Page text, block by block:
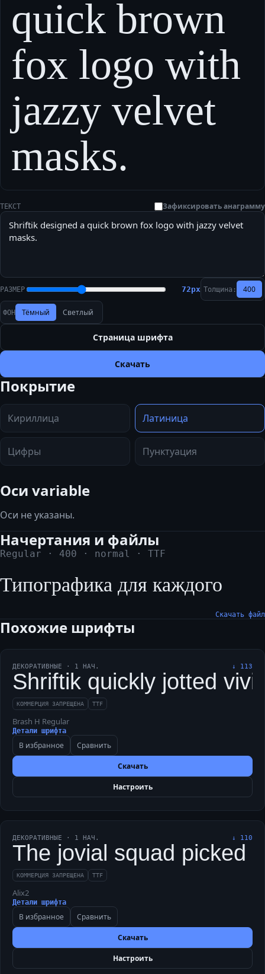
quick brown
fox logo with
jazzy velvet
masks.
ТЕКСТ Зафиксировать анаграмму
РАЗМЕР 72px Толщина: 400
ФОН Тёмный Светлый
Страница шрифта
Скачать
Покрытие
Кириллица Латиница
Цифры Пунктуация
Оси variable
Оси не указаны.
Начертания и файлы
Regular · 400 · normal · TTF
Типографика для каждого
Скачать файл
Похожие шрифты
ДЕКОРАТИВНЫЕ · 1 НАЧ. ↓ 113
Shriftik quickly jotted
КОММЕРЦИЯ ЗАПРЕЩЕНА TTF
Brash H Regular
Детали шрифта
В избранное Сравнить
Скачать
Настроить
ДЕКОРАТИВНЫЕ · 1 НАЧ. ↓ 110
The jovial squad picked
КОММЕРЦИЯ ЗАПРЕЩЕНА TTF
Alix2
Детали шрифта
В избранное Сравнить
Скачать
Настроить